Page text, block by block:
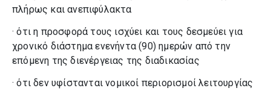
πλήρως και ανεπιφύλακτα
· ότι η προσφορά τους ισχύει και τους δεσμεύει για
χρονικό διάστημα ενενήντα (90) ημερών από την
επόμενη της διενέργειας της διαδικασίας
· ότι δεν υφίστανται νομικοί περιορισμοί λειτουργίας